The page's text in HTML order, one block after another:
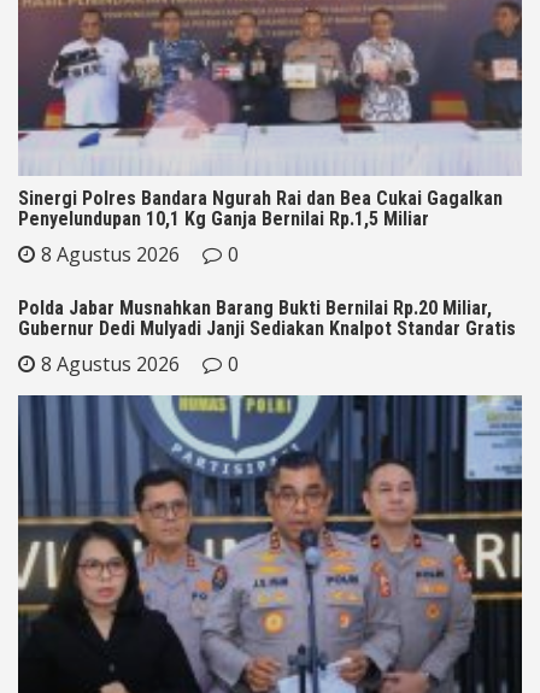
Sinergi Polres Bandara Ngurah Rai dan Bea Cukai Gagalkan
Penyelundupan 10,1 Kg Ganja Bernilai Rp.1,5 Miliar
8 Agustus 2026 0
Polda Jabar Musnahkan Barang Bukti Bernilai Rp.20 Miliar,
Gubernur Dedi Mulyadi Janji Sediakan Knalpot Standar Gratis
8 Agustus 2026 0